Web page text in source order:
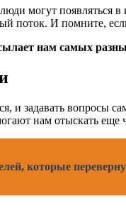
могут появляться
поток. И помните,
нам самых
и задавать вопросы
нам отыскать
которые